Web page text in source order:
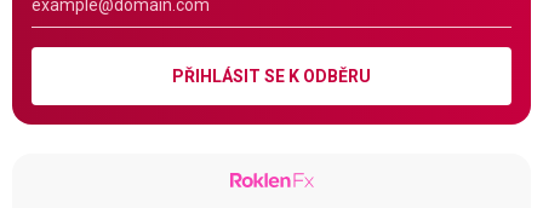
PŘIHLÁSIT SE K ODBĚRU